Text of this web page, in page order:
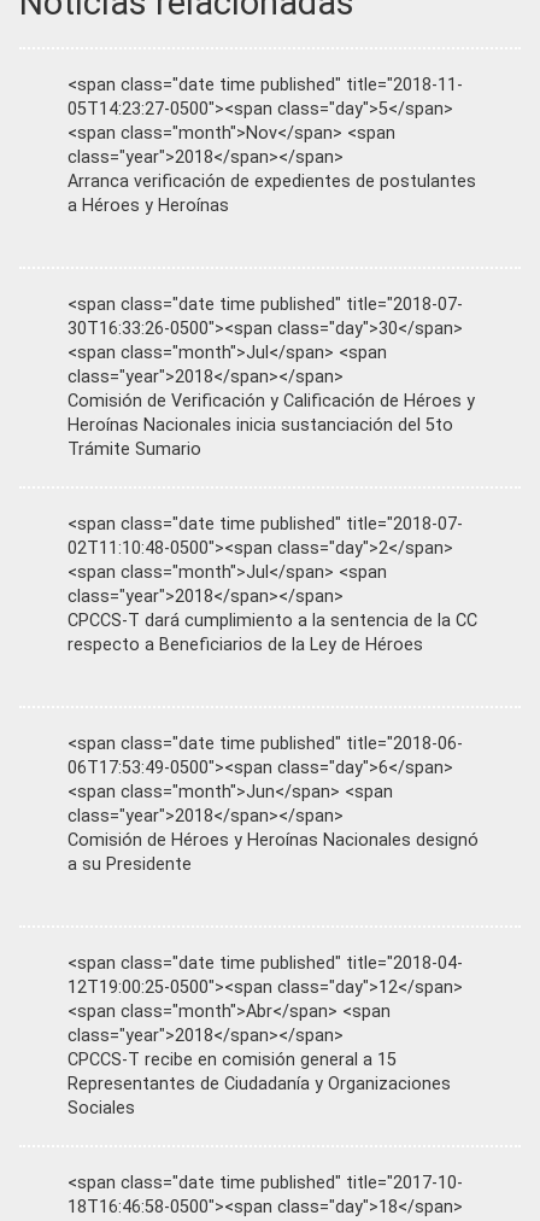
<span class="date time published" title="2018-11-
05T14:23:27-0500"><span class="day">5</span>
<span class="month">Nov</span> <span
class="year">2018</span></span>
Arranca verificación de expedientes de postulantes
a Héroes y Heroínas
<span class="date time published" title="2018-07-
30T16:33:26-0500"><span class="day">30</span>
<span class="month">Jul</span> <span
class="year">2018</span></span>
Comisión de Verificación y Calificación de Héroes y
Heroínas Nacionales inicia sustanciación del 5to
Trámite Sumario
<span class="date time published" title="2018-07-
02T11:10:48-0500"><span class="day">2</span>
<span class="month">Jul</span> <span
class="year">2018</span></span>
CPCCS-T dará cumplimiento a la sentencia de la CC
respecto a Beneficiarios de la Ley de Héroes
<span class="date time published" title="2018-06-
06T17:53:49-0500"><span class="day">6</span>
<span class="month">Jun</span> <span
class="year">2018</span></span>
Comisión de Héroes y Heroínas Nacionales designó
a su Presidente
<span class="date time published" title="2018-04-
12T19:00:25-0500"><span class="day">12</span>
<span class="month">Abr</span> <span
class="year">2018</span></span>
CPCCS-T recibe en comisión general a 15
Representantes de Ciudadanía y Organizaciones
Sociales
<span class="date time published" title="2017-10-
18T16:46:58-0500"><span class="day">18</span>